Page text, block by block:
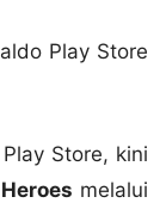
Play Store
Store, kini
melalui